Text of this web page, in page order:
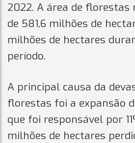
2022. A área de florestas
de 581,6 milhões de
milhões de hectares
período.
A principal causa da
florestas foi a expansão
que foi responsável por
milhões de hectares